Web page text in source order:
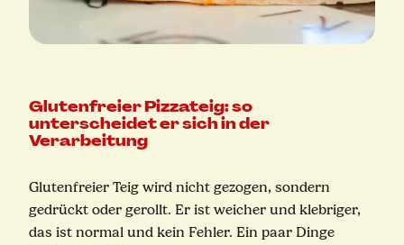
Glutenfreier Pizzateig: so
unterscheidet er sich in der
Verarbeitung
Glutenfreier Teig wird nicht gezogen, sondern
gedrückt oder gerollt. Er ist weicher und klebriger,
das ist normal und kein Fehler. Ein paar Dinge